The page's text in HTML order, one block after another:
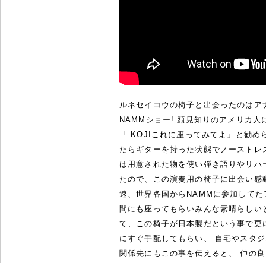
ルネセイコウの椅子と出会ったのはア
NAMMショー! 顔見知りのアメリカ人
「 KOJIこれに座ってみてよ」と勧め
たらギターを持った状態でノースト
は用意された物を使い弾き語りやリハ
たので、この演奏用の椅子に出会い
速、世界各国からNAMMに参加してた
間にも座ってもらいみんな素晴らしい
て、この椅子が日本製だという事で更
にすぐ手配してもらい、 自宅やスタ
関係先にもこの事を伝えると、 仲の